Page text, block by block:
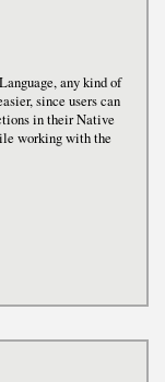
any kind of
since users can
in their Native
working with the